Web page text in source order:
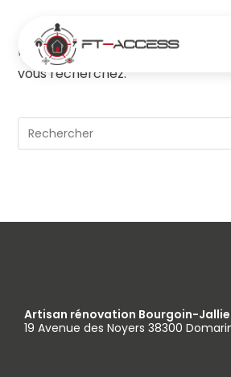
Il semble que nous ne pouvons
vous recherchez.
Artisan rénovation Bourgoin-
19 Avenue des Noyers 38300